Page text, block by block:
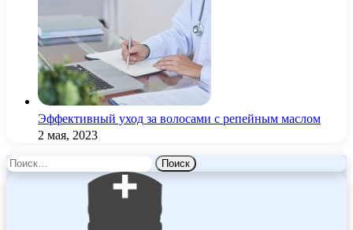
Эффективный уход за волосами с репейным маслом
2 мая, 2023
Найти: